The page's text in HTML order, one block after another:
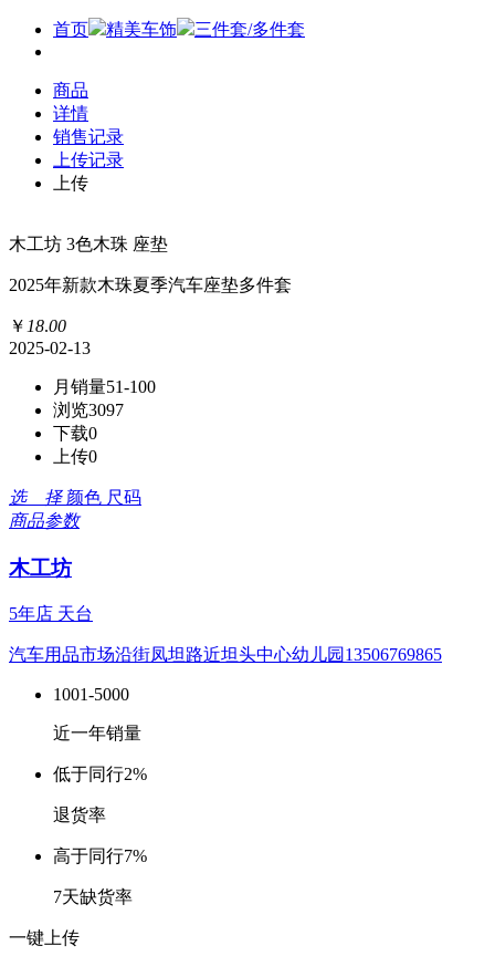
首页 精美车饰 三件套/多件套
商品
详情
销售记录
上传记录
上传
木工坊 3色木珠 座垫
2025年新款木珠夏季汽车座垫多件套
￥ 18.00
2025-02-13
月销量51-100
浏览3097
下载0
上传0
选 择 颜色 尺码
商品参数
木工坊
5年店 天台
汽车用品市场沿街凤坦路近坦头中心幼儿园13506769865
1001-5000
近一年销量
低于同行2%
退货率
高于同行7%
7天缺货率
一键上传